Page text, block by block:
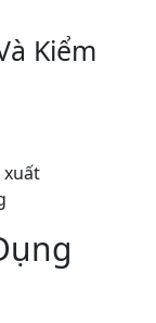
Kiểm
xuất